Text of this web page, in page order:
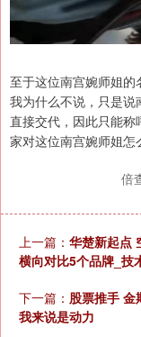
至于这位南宫婉师姐
我为什么不说，只是
直接交代，因此只能
家对这位南宫婉师姐怎
倍
上一篇： 华楚新起点
横向对比5个品牌_技
下一篇： 股票推手 金
我来说是动力